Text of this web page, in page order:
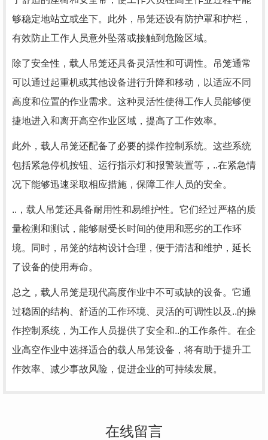
够稳定地站立或坐下。此外，吊笼还设有防护罩和护栏，
有效防止工作人员意外坠落或接触到危险区域。
除了安全性，载人吊笼还具备灵活性和可调性。吊笼通常
可以通过起重机或其他设备进行升降和移动，以适应不同
高度和位置的作业需求。这种灵活性使得工作人员能够便
捷地进入和离开高空作业区域，提高了工作效率。
此外，载人吊笼还配备了必要的操作控制系统。这些系统
包括紧急停机按钮、运行指示灯和报警装置等，..在紧急情
况下能够迅速采取相应措施，保障工作人员的安全。
..，载人吊笼还具备耐用性和易维护性。它们经过严格的质
量检测和测试，能够耐受长时间的使用和恶劣的工作环
境。同时，吊笼的结构设计合理，便于清洁和维护，延长
了设备的使用寿命。
总之，载人吊笼是现代高度作业中不可或缺的设备。它通
过稳固的结构、舒适的工作环境、灵活的可调性以及..的操
作控制系统，为工作人员提供了安全和..的工作条件。在企
业高空作业中选择适合的载人吊笼设备，将有助于提升工
作效率、减少事故风险，促进企业的可持续发展。
在线留言